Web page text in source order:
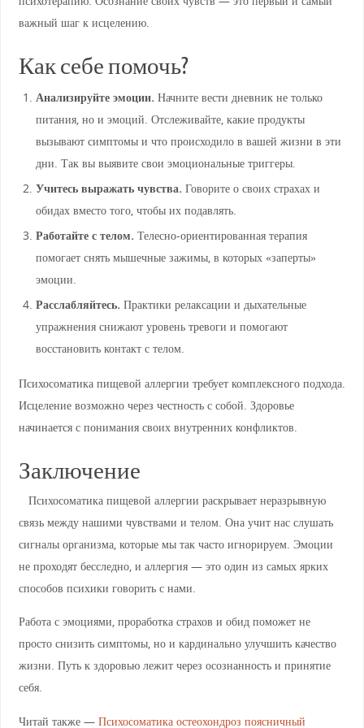
важный шаг к исцелению.
Как себе помочь?
Анализируйте эмоции. Начните вести дневник не только
питания, но и эмоций. Отслеживайте, какие продукты
вызывают симптомы и что происходило в вашей жизни в эти
дни. Так вы выявите свои эмоциональные триггеры.
Учитесь выражать чувства. Говорите о своих страхах и
обидах вместо того, чтобы их подавлять.
Работайте с телом. Телесно-ориентированная терапия
помогает снять мышечные зажимы, в которых «заперты»
эмоции.
Расслабляйтесь. Практики релаксации и дыхательные
упражнения снижают уровень тревоги и помогают
восстановить контакт с телом.
Психосоматика пищевой аллергии требует комплексного подхода.
Исцеление возможно через честность с собой. Здоровье
начинается с понимания своих внутренних конфликтов.
Заключение
Психосоматика пищевой аллергии раскрывает неразрывную
связь между нашими чувствами и телом. Она учит нас слушать
сигналы организма, которые мы так часто игнорируем. Эмоции
не проходят бесследно, и аллергия — это один из самых ярких
способов психики говорить с нами.
Работа с эмоциями, проработка страхов и обид поможет не
просто снизить симптомы, но и кардинально улучшить качество
жизни. Путь к здоровью лежит через осознанность и принятие
себя.
Читай также — Психосоматика остеохондроз поясничный